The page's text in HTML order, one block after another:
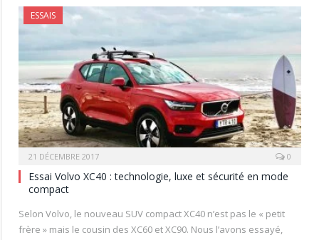
ESSAIS
21 DÉCEMBRE 2017 0
Essai Volvo XC40 : technologie, luxe et sécurité en mode
compact
Selon Volvo, le nouveau SUV compact XC40 n’est pas le « petit
frère » mais le cousin des XC60 et XC90. Nous l’avons essayé,